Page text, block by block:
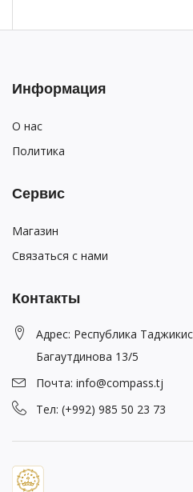
Информация
О нас
Политика
Сервис
Магазин
Связаться с нами
Контакты
Адрес: Республика
Багаутдинова 13/5
Почта: info@compass.tj
Тел: (+992) 985 50 23 73